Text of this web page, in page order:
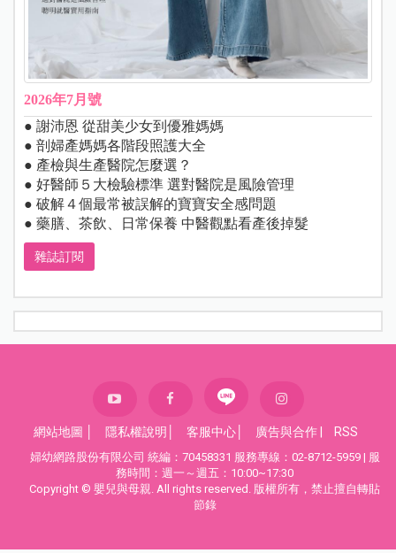
2026年7月號
● 謝沛恩 從甜美少女到優雅媽媽
● 剖婦產媽媽各階段照護大全
● 產檢與生產醫院怎麼選？
● 好醫師５大檢驗標準 選對醫院是風險管理
● 破解４個最常被誤解的寶寶安全感問題
● 藥膳、茶飲、日常保養 中醫觀點看產後掉髮
雜誌訂閱
網站地圖 隱私權說明 客服中心 廣告與合作 RSS
婦幼網路股份有限公司 統編：70458331 服務專線：02-8712-5959 | 服
務時間：週一～週五：10:00~17:30
Copyright © 嬰兒與母親. All rights reserved. 版權所有，禁止擅自轉貼
節錄